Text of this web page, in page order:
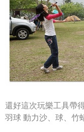
還好這次玩樂工具帶
羽球 動力沙、球、竹